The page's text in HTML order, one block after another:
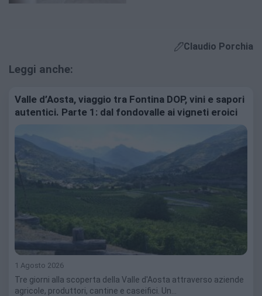
Claudio Porchia
Leggi anche:
Valle d’Aosta, viaggio tra Fontina DOP, vini e sapori
autentici. Parte 1: dal fondovalle ai vigneti eroici
1 Agosto 2026
Tre giorni alla scoperta della Valle d'Aosta attraverso aziende
agricole, produttori, cantine e caseifici. Un…